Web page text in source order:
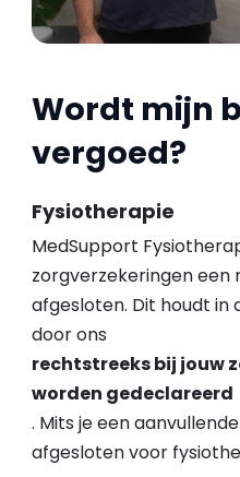
Wordt mijn
vergoed?
Fysiotherapie
MedSupport
zorgverzekeringen
afgesloten. Dit houdt in
door ons
rechtstreeks bij jouw
worden gedeclareerd
. Mits je een
afgesloten voor